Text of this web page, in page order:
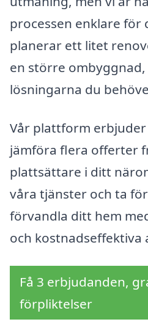
processen enklare för
planerar ett litet
en större ombyggnad,
lösningarna du
Vår plattform
jämföra flera offerter
plattsättare i ditt
våra tjänster och ta
förvandla ditt hem
och kostnadseffektiva
Få 3 erbjudanden,
förpliktelser